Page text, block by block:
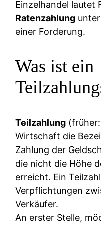
Einzelhandel lautet
Ratenzahlung
einer Forderung.
Was ist ein
Teilzahlung
Wirtschaft die
Zahlung der
die nicht die Höhe
erreicht. Ein
Verpflichtungen
Verkäufer.
An erster Stelle,